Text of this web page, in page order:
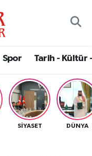
Spor Tarih - Kültür
SIYASET DÜNYA